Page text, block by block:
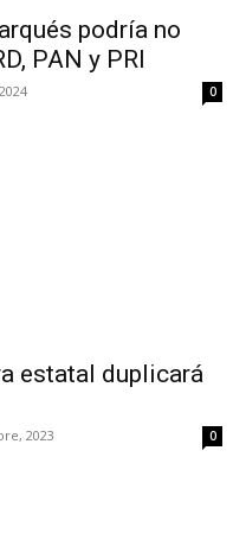
podría no
PAN y PRI
0
estatal duplicará
2023 0